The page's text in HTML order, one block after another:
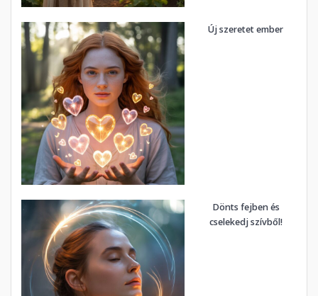
Új szeretet ember
Dönts fejben és
cselekedj szívből!